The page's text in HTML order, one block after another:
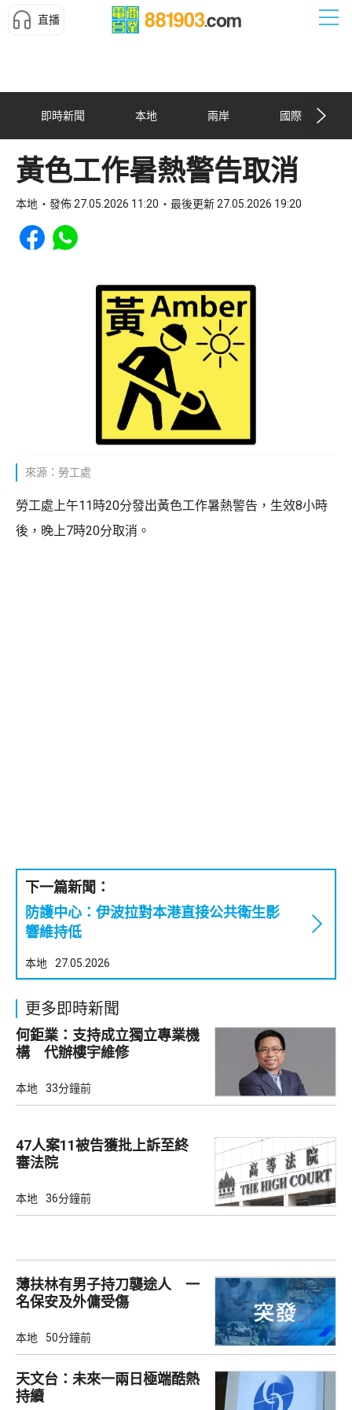
直播
即時新聞 本地 兩岸 國際
黃色工作暑熱警告取消
本地 發佈 27.05.2026 11:20 最後更新 27.05.2026 19:20
Share to Facebook
Share to WhatsApp
來源：勞工處
勞工處上午11時20分發出黃色工作暑熱警告，生效8小時
後，晚上7時20分取消。
下一篇新聞：
防護中心：伊波拉對本港直接公共衛生影
響維持低
本地 27.05.2026
更多即時新聞
何鉅業：支持成立獨立專業機
構 代辦樓宇維修
本地 33分鐘前
47人案11被告獲批上訴至終
審法院
本地 36分鐘前
薄扶林有男子持刀襲途人 一
名保安及外傭受傷
本地 50分鐘前
天文台：未來一兩日極端酷熱
持續